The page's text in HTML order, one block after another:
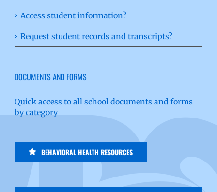
Access student information?
Request student records and transcripts?
DOCUMENTS AND FORMS
Quick access to all school documents and forms
by category
BEHAVIORAL HEALTH RESOURCES